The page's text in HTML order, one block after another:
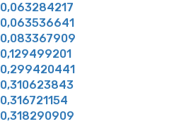
0,063284217
0,063536641
0,083367909
0,129499201
0,299420441
0,310623843
0,316721154
0,318290909